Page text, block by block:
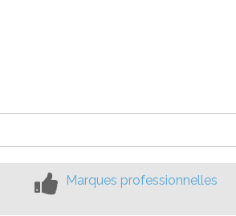
Marques professionnelles